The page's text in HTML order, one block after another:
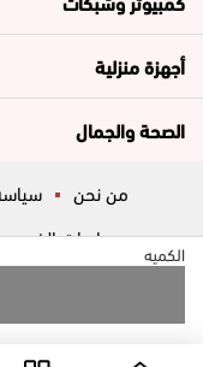
الكميه
أجهزة منزلية
الصحة والجمال
من نحن
سياسات